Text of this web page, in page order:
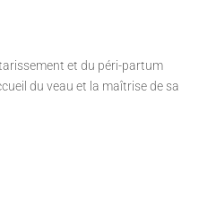
et du péri-partum
du veau et la maîtrise de sa